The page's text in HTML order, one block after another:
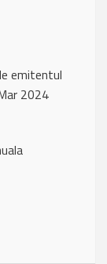
emitentul
2024